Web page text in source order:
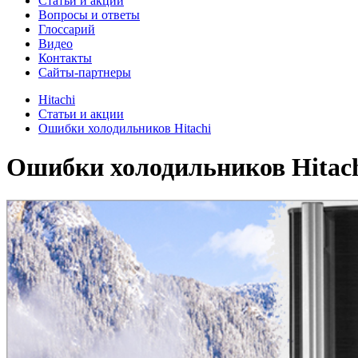
Вопросы и ответы
Глоссарий
Видео
Контакты
Сайты-партнеры
Hitachi
Cтатьи и акции
Ошибки холодильников Hitachi
Ошибки холодильников